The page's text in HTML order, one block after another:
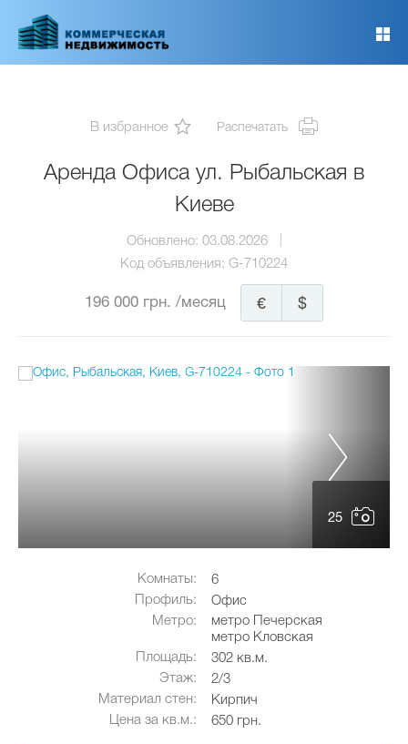
основному
В избранное Распечатать
Аренда Офиса ул. Рыбальская в
Киеве
Обновлено: 03.08.2026
Код объявления: G-710224
196 000 грн. /месяц $
€
25
Комнаты:
6
Профиль:
Офис
Метро:
метро Печерская
метро Кловская
Площадь:
302 кв.м.
Этаж:
2/3
Материал стен:
Кирпич
Цена за кв.м.:
650 грн.